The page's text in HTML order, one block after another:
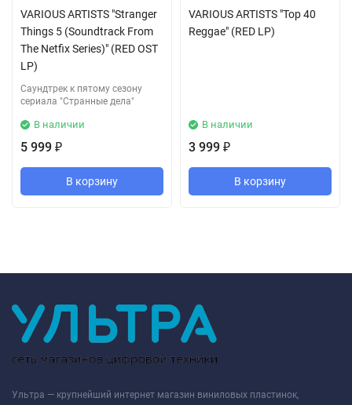
VARIOUS ARTISTS "Stranger
Things 5 (Soundtrack From
The Netfix Series)" (RED OST
LP)
Саундтрек к пятому сезону
сериала "Странные дела"
В наличии
5 999 ₽
В корзину
VARIOUS ARTISTS "Top 40
Reggae" (RED LP)
В наличии
3 999 ₽
В корзину
Ультра — крупнейший интернет магазин виниловых пластинок,